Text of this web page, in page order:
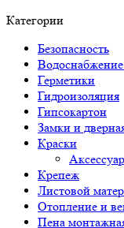
Категории
Безопасность
Герметики
Гидроизоляция
Гипсокартон
Замки и
Краски
Крепеж
Листовой
Отопление и
Пена